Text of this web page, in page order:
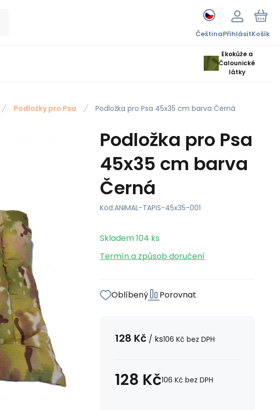
ČeštinaPřihlásitKošík
Ekokůže a
Čalounické
látky
Podložky pro Psa Podložka pro Psa 45x35 cm barva Černá
Podložka pro Psa
45x35 cm barva
Černá
Kód:ANIMAL-TAPIS-45x35-001
Skladem104 ks
Termín a způsob doručení
Oblíbený Porovnat
128 Kč / ks106 Kč bez DPH
128 Kč106 Kč bez DPH